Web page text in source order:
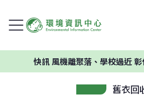
風機離聚落、學校過近 彰化福漢風
舊衣回